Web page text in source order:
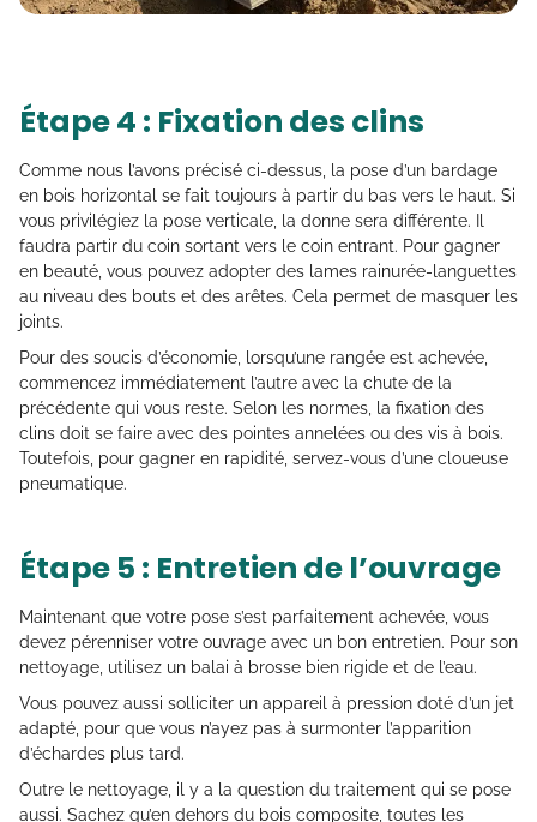
Étape 4 : Fixation des clins
Comme nous l’avons précisé ci-dessus, la pose d’un bardage
en bois horizontal se fait toujours à partir du bas vers le haut. Si
vous privilégiez la pose verticale, la donne sera différente. Il
faudra partir du coin sortant vers le coin entrant. Pour gagner
en beauté, vous pouvez adopter des lames rainurée-languettes
au niveau des bouts et des arêtes. Cela permet de masquer les
joints.
Pour des soucis d’économie, lorsqu’une rangée est achevée,
commencez immédiatement l’autre avec la chute de la
précédente qui vous reste. Selon les normes, la fixation des
clins doit se faire avec des pointes annelées ou des vis à bois.
Toutefois, pour gagner en rapidité, servez-vous d’une cloueuse
pneumatique.
Étape 5 : Entretien de l’ouvrage
Maintenant que votre pose s’est parfaitement achevée, vous
devez pérenniser votre ouvrage avec un bon entretien. Pour son
nettoyage, utilisez un balai à brosse bien rigide et de l’eau.
Vous pouvez aussi solliciter un appareil à pression doté d’un jet
adapté, pour que vous n’ayez pas à surmonter l’apparition
d’échardes plus tard.
Outre le nettoyage, il y a la question du traitement qui se pose
aussi. Sachez qu’en dehors du bois composite, toutes les